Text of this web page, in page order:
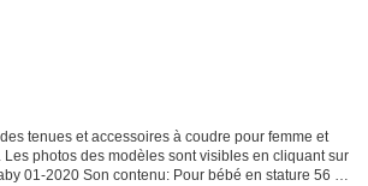
tenues et accessoires à coudre pour femme et
Les photos des modèles sont visibles en cliquant sur
01-2020 Son contenu: Pour bébé en stature 56 à